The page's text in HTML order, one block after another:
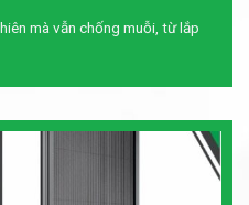
mà vẫn chống muỗi, từ lắp